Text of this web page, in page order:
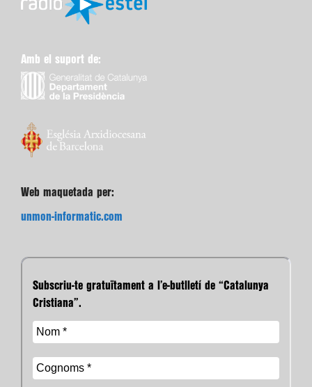
Amb el suport de:
Web maquetada per:
unmon-informatic.com
Subscriu-te gratuïtament a l’e-butlletí de “Catalunya
Cristiana”.